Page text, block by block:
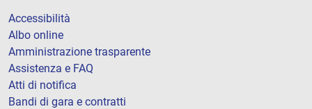
Accessibilità
Albo online
Amministrazione trasparente
Assistenza e FAQ
Atti di notifica
Bandi di gara e contratti